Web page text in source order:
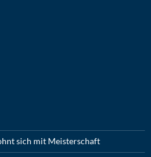
sich mit Meisterschaft